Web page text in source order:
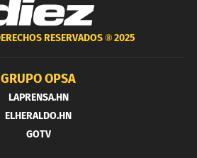
RESERVADOS ®2025
GRUPO OPSA
LAPRENSA.HN
ELHERALDO.HN
GOTV